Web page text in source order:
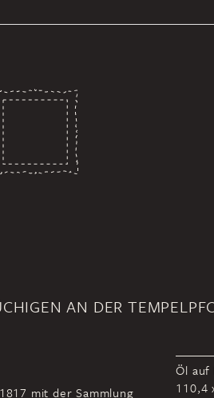
AN DER
mit der Sammlung
Öl auf
110,4